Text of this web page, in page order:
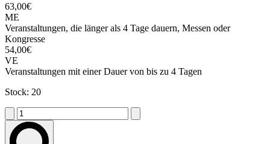
63,00€
ME
Veranstaltungen, die länger als 4 Tage dauern, Messen oder
Kongresse
54,00€
VE
Veranstaltungen mit einer Dauer von bis zu 4 Tagen
Stock: 20